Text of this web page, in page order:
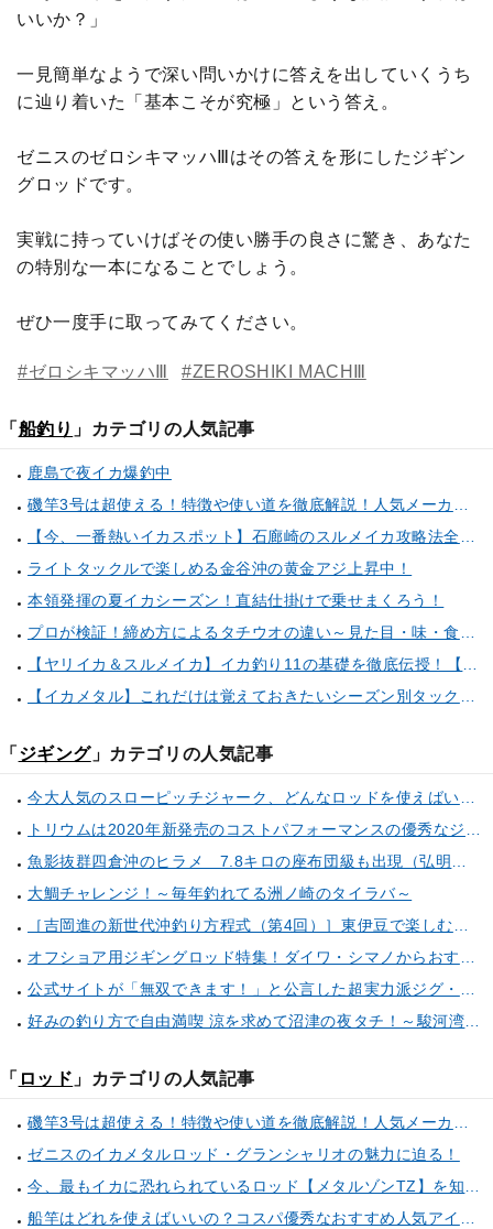
いいか？」
一見簡単なようで深い問いかけに答えを出していくうち
に辿り着いた「基本こそが究極」という答え。
ゼニスのゼロシキマッハⅢはその答えを形にしたジギン
グロッドです。
実戦に持っていけばその使い勝手の良さに驚き、あなた
の特別な一本になることでしょう。
ぜひ一度手に取ってみてください。
#ゼロシキマッハⅢ #ZEROSHIKI MACHⅢ
「 船釣り 」カテゴリの人気記事
鹿島で夜イカ爆釣中
ライトタックルで楽しめる金谷沖の黄金アジ上昇中！
本領発揮の夏イカシーズン！直結仕掛けで乗せまくろう！
「 ジギング」カテゴリの人気記事
大鯛チャレンジ！～毎年釣れてる洲ノ崎のタイラバ～
「 ロッド 」カテゴリの人気記事
ゼニスのイカメタルロッド・グランシャリオの魅力に迫る！